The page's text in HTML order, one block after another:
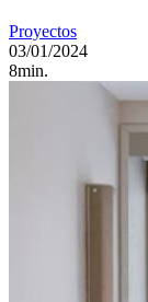
Proyectos
03/01/2024
8min.